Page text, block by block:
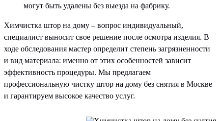
могут быть удалены без выезда на фабрику.
Химчистка штор на дому – вопрос индивидуальный,
специалист выносит свое решение после осмотра изделия. В
ходе обследования мастер определит степень загрязненности
и вид материала: именно от этих особенностей зависит
эффективность процедуры. Мы предлагаем
профессиональную чистку штор на дому без снятия в Москве
и гарантируем высокое качество услуг.